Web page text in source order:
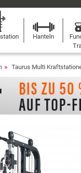
Hanteln
Taurus Multi